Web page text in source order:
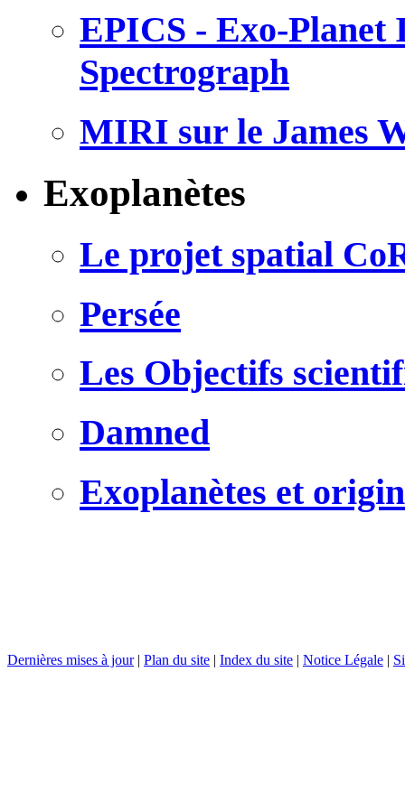
EPICS - Exo-Planet
Spectrograph
MIRI sur le James
Exoplanètes
Le projet spatial
Persée
Les Objectifs
Damned
Exoplanètes et
Dernières mises à jour| Plan du site | Index du site | Notice Légale |